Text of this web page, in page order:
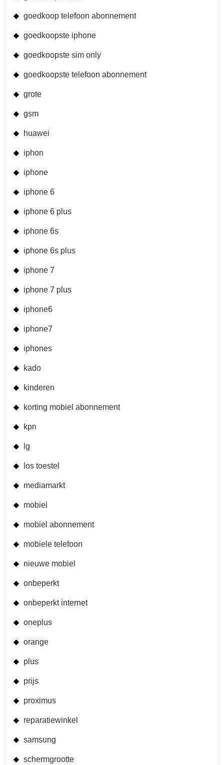
goedkoop telefoon abonnement
goedkoopste iphone
goedkoopste sim only
goedkoopste telefoon abonnement
grote
gsm
huawei
iphon
iphone
iphone 6
iphone 6 plus
iphone 6s
iphone 6s plus
iphone 7
iphone 7 plus
iphone6
iphone7
iphones
kado
kinderen
korting mobiel abonnement
kpn
lg
los toestel
mediamarkt
mobiel
mobiel abonnement
mobiele telefoon
nieuwe mobiel
onbeperkt
onbeperkt internet
oneplus
orange
plus
prijs
proximus
reparatiewinkel
samsung
schermgrootte